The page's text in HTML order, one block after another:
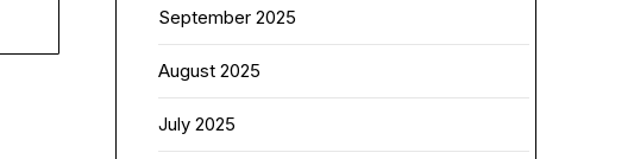
September 2025
August 2025
July 2025